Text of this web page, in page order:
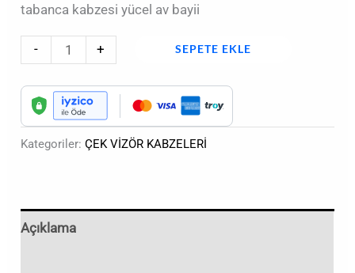
tabanca kabzesi yücel av bayii
- + SEPETE EKLE
Kategoriler:ÇEK VİZÖR KABZELERİ
Açıklama